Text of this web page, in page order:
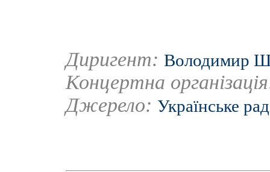
Диригент: Володимир
Концертна
Джерело: Українське